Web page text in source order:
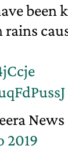
been
News
2019